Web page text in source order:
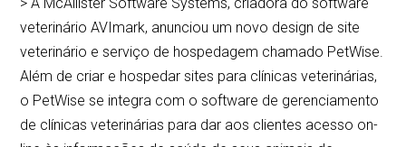
veterinário AVImark, anunciou um novo design de site
veterinário e serviço de hospedagem chamado PetWise.
Além de criar e hospedar sites para clínicas veterinárias,
o PetWise se integra com o software de gerenciamento
de clínicas veterinárias para dar aos clientes acesso on-